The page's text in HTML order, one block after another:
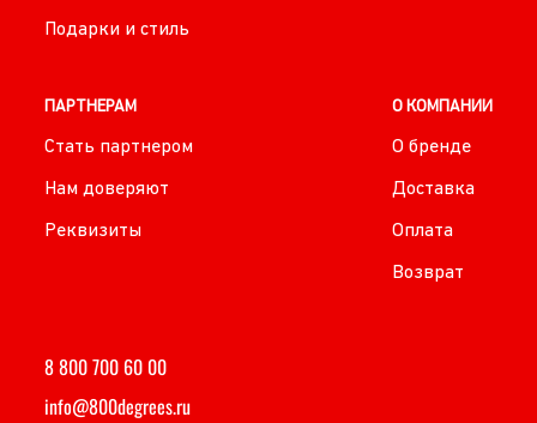
Подарки и стиль
ПАРТНЕРАМ
Стать партнером
Нам доверяют
Реквизиты
О КОМПАНИИ
О бренде
Доставка
Оплата
Возврат
8 800 700 60 00
info@800degrees.ru